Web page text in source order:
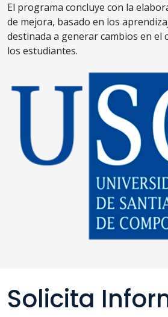
El programa concluye con la
de mejora, basado en los
destinada a generar cambios en el
los estudiantes.
Solicita